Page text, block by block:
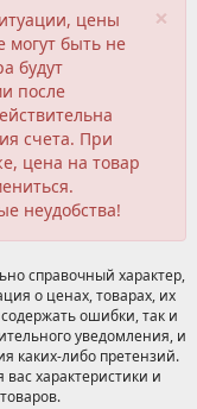
×
цены
могут быть не
будут
после
счета. При
цена на товар
неудобства!
справочный характер,
о ценах, товарах, их
ошибки, так и
уведомления, и
каких-либо претензий.
характеристики и